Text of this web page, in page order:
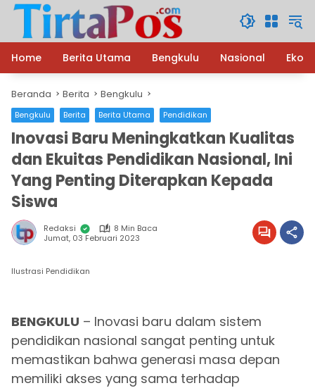
Langsung
konten
Home
Berita Utama Bengkulu Nasional
Beranda Berita Bengkulu
Bengkulu Berita Berita Utama Pendidikan
Inovasi Baru Meningkatkan Kualitas
dan Ekuitas Pendidikan Nasional, Ini
Yang Penting Diterapkan Kepada
Siswa
Redaksi
8 Min Baca
Jumat, 03 Februari 2023
Ilustrasi Pendidikan
BENGKULU – Inovasi baru dalam sistem
pendidikan nasional sangat penting untuk
memastikan bahwa generasi masa depan
memiliki akses yang sama terhadap